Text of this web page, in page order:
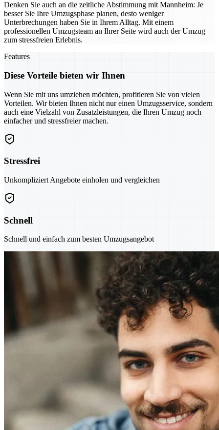
Denken Sie auch an die zeitliche Abstimmung mit Mannheim: Je
besser Sie Ihre Umzugsphase planen, desto weniger
Unterbrechungen haben Sie in Ihrem Alltag. Mit einem
professionellen Umzugsteam an Ihrer Seite wird auch der Umzug
zum stressfreien Erlebnis.
Features
Diese Vorteile bieten wir Ihnen
Wenn Sie mit uns umziehen möchten, profitieren Sie von vielen
Vorteilen. Wir bieten Ihnen nicht nur einen Umzugsservice, sondern
auch eine Vielzahl von Zusatzleistungen, die Ihren Umzug noch
einfacher und stressfreier machen.
Stressfrei
Unkompliziert Angebote einholen und vergleichen
Schnell
Schnell und einfach zum besten Umzugsangebot